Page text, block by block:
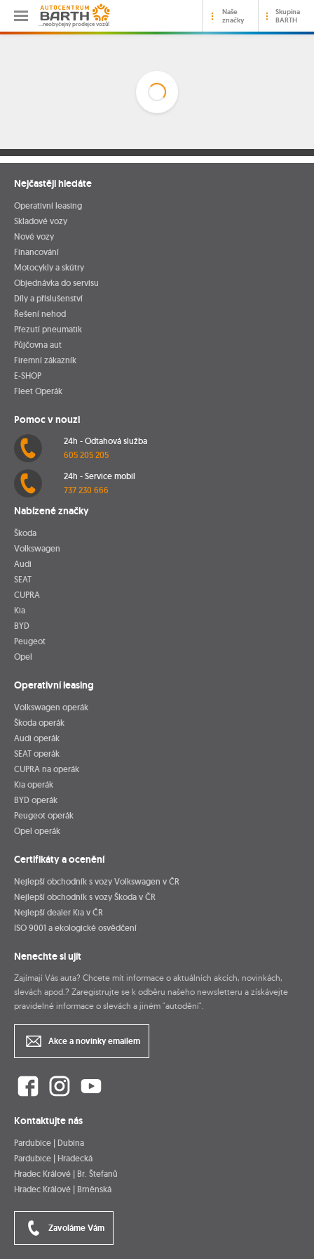
…neobyčejný prodejce vozů!
Naše
značky
Skupina
BARTH
Nejčastěji hledáte
Operativní leasing
Skladové vozy
Nové vozy
Financování
Motocykly a skútry
Objednávka do servisu
Díly a příslušenství
Řešení nehod
Přezutí pneumatik
Půjčovna aut
Firemní zákazník
E-SHOP
Fleet Operák
Pomoc v nouzi
24h - Odtahová služba
605 205 205
24h - Service mobil
737 230 666
Nabízené značky
Škoda
Volkswagen
Audi
SEAT
CUPRA
Kia
BYD
Peugeot
Opel
Operativní leasing
Volkswagen operák
Škoda operák
Audi operák
SEAT operák
CUPRA na operák
Kia operák
BYD operák
Peugeot operák
Opel operák
Certifikáty a ocenění
Nejlepší obchodník s vozy Volkswagen v ČR
Nejlepší obchodník s vozy Škoda v ČR
Nejlepší dealer Kia v ČR
ISO 9001 a ekologické osvědčení
Nenechte si ujít
Zajímají Vás auta? Chcete mít informace o aktuálních akcích, novinkách,
slevách apod.? Zaregistrujte se k odběru našeho newsletteru a získávejte
pravidelné informace o slevách a jiném "autodění".
Akce a novinky emailem
Kontaktujte nás
Pardubice | Dubina
Pardubice | Hradecká
Hradec Králové | Br. Štefanů
Hradec Králové | Brněnská
Zavoláme Vám